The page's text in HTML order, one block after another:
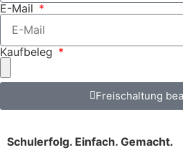
E-Mail
Kaufbeleg
Freischaltung
Schulerfolg. Einfach. Gemacht.